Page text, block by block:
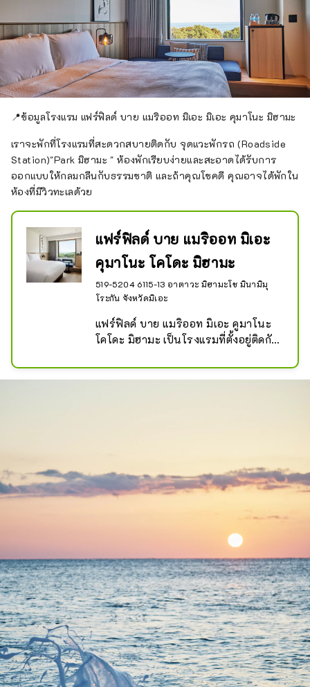
📍ข้อมูลโรงแรม แฟร์ฟิลด์ บาย แมริออท มิเอะ มิเอะ คุมาโนะ มิฮามะ
เราจะพักที่โรงแรมที่สะดวกสบายติดกับ จุดแวะพักรถ (Roadside
Station)"Park มิฮามะ " ห้องพักเรียบง่ายและสะอาดได้รับการ
ออกแบบให้กลมกลืนกับธรรมชาติ และถ้าคุณโชคดี คุณอาจได้พักใน
ห้องที่มีวิวทะเลด้วย
แฟร์ฟิลด์ บาย แมริออท มิเอะ
คุมาโนะ โคโดะ มิฮามะ
519-5204 6115-13 อาตาวะ มิฮามะโช มินามิมุ
โระกัน จังหวัดมิเอะ
แฟร์ฟิลด์ บาย แมริออท มิเอะ คูมาโนะ
โคโดะ มิฮามะ เป็นโรงแรมที่ตั้งอยู่ติดกับ
เมืองมิฮามะ ด้านหน้าของคุมาโนะ โค
ที่สุดของญี่ปุ่น อากาศอบอุ่นสบายตลอด
ทั้งปี พร้อมเพลิดเพลินกับผลผลิตจากทุ่ง
นาและท้องทะเลอันอุดมสมบูรณ์ รวมไป
ถึงส้มแมนดารินหลายสายพันธุ์ที่เก็บ
เกี่ยวได้ตลอดทั้งปี แฟร์ฟิลด์ บาย แมริ
ออท มิเอะ คูมาโนะ โคโด มิฮามะ เป็น
ฐานสำหรับการเดินทางของคุณไปรอบๆ
มิฮามะซึ่งมีทัศนียภาพสวยงาม พร้อม
ต้อนรับคุณด้วยพื้นที่ที่สะดวกสบายและ
การต้อนรับอันอบอุ่น เพลิดเพลินกับการ
เข้าพักที่ผ่อนคลายและผ่อนคลายที่
โรงแรมมิเอะของเรา ซึ่งเหมาะสำหรับ
ครอบครัวที่มีเด็กๆ